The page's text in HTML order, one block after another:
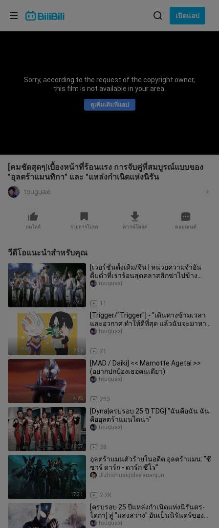
เปิดแอป
Sorry, according to the request of the copyright owner,
this film is not available in your area.
ดูเพิ่มเติมที่แอป
[คมชัดสุดๆ|เบื้องหน้าที่ร้อนแรง การจับคู่ที่สมบูรณ์แบบของ
"อุลตร้าแมนทิกา" และ "แหล่งกำเนิดแห่งนิรัน
touguaxi
กดไลก์ รายการโปรด ดาวน์โหลด คอมเมนต์
วีดีโอแนะนำสำหรับคุณ
4:43
[เวอร์ชั่นดั้งเดิม/จีน | หน่วยความจำอัน
ดื่มด่ำที่เร่าร้อนสุดคลาสสิกฆ่าไปข้าง
หน้า]—— "Eternal Tiga"
11
touguaxi
2:46
[Trigger/"Trigger"] - "เดินทางข้ามเวลา
และอวกาศ ทำให้ดีที่สุด แล้วฉันจะมาหา
คุณ"
71
touguaxi
4:25
[MAD / Daiki] << Mamotte Agetai >>
(อยากปกป้องเธอคนเดียว)
253
touguaxi
6:07
[Dyna|ครบรอบ 25 ปี TDG] "ฉันคือฉัน ฉัน
คืออุลตร้าแมนไดน่า"
38
touguaxi
17:31
อุลตร้าแมนตัวร้ายในอดีต อุลตร้าแมน: "ซี
ซาร์ ดาร์ก - ดาร์ก ซีโร่"
2.2K
Jizhishuaiqideyixuanjun
[ครบรอบ 25 ปีแหล่งกำเนิดแห่งนิรันดร-
ไดกา] สู่ "แสงสว่าง" อันเป็นนิรันดร์ของ
เราtouguaxi
เลือกภาษา